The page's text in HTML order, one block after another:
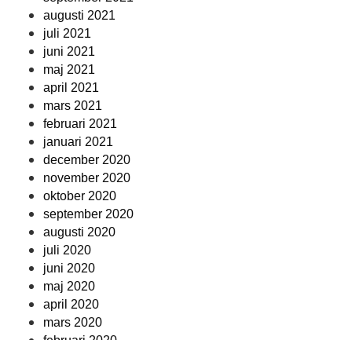
augusti 2021
juli 2021
juni 2021
maj 2021
april 2021
mars 2021
februari 2021
januari 2021
december 2020
november 2020
oktober 2020
september 2020
augusti 2020
juli 2020
juni 2020
maj 2020
april 2020
mars 2020